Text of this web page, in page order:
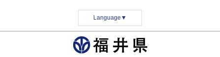
Language ▼